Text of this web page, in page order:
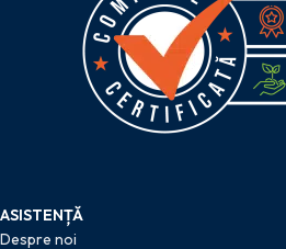
ASISTENȚĂ
Despre noi